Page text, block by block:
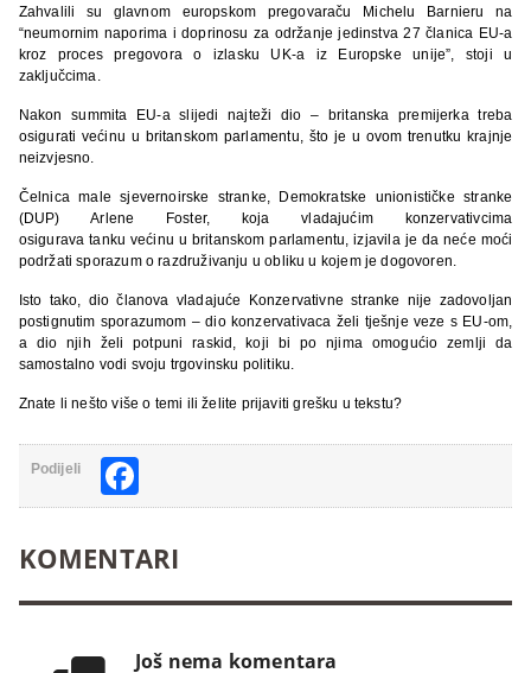
Zahvalili su glavnom europskom pregovaraču Michelu Barnieru na
“neumornim naporima i doprinosu za održanje jedinstva 27 članica EU-a
kroz proces pregovora o izlasku UK-a iz Europske unije”, stoji u
zaključcima.
Nakon summita EU-a slijedi najteži dio – britanska premijerka treba
osigurati većinu u britanskom parlamentu, što je u ovom trenutku krajnje
neizvjesno.
Čelnica male sjevernoirske stranke, Demokratske unionističke stranke
(DUP) Arlene Foster, koja vladajućim konzervativcima
osiguravatanku većinu u britanskom parlamentu, izjavila je da neće moći
podržati sporazum o razdruživanju u obliku u kojem je dogovoren.
Isto tako, dio članova vladajuće Konzervativne stranke nije zadovoljan
postignutim sporazumom – dio konzervativaca želi tješnje veze s EU-om,
a dio njih želi potpuni raskid, koji bi po njima omogućio zemlji da
samostalno vodi svoju trgovinsku politiku.
Znate li nešto više o temi ili želite prijaviti grešku u tekstu?
Podijeli
KOMENTARI
Još nema komentara